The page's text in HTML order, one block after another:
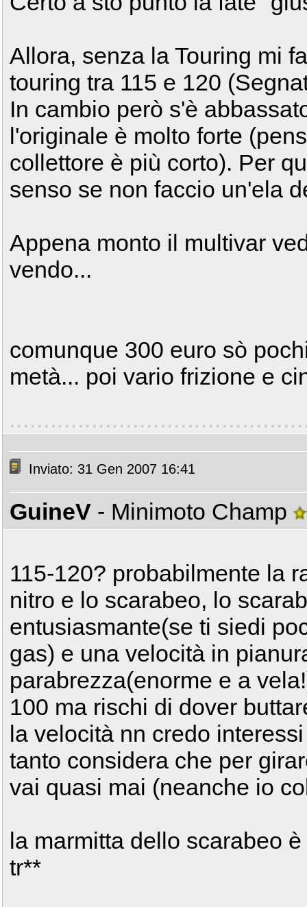
Allora, senza la Touring mi
touring tra 115 e 120
In cambio però s'è
l'originale è molto forte
collettore è più corto). Per
senso se non faccio un'ela
Appena monto il multivar
vendo...
comunque 300 euro sò
metà... poi vario frizione e
Inviato: 31 Gen 2007 16:41
GuineV - Minimoto Champ
115-120? probabilmente la
nitro e lo scarabeo, lo
entusiasmante(se ti siedi
gas) e una velocità in
parabrezza(enorme e a
100 ma rischi di dover
la velocità nn credo
tanto considera che per
vai quasi mai (neanche io
la marmitta dello scarabeo
tr**